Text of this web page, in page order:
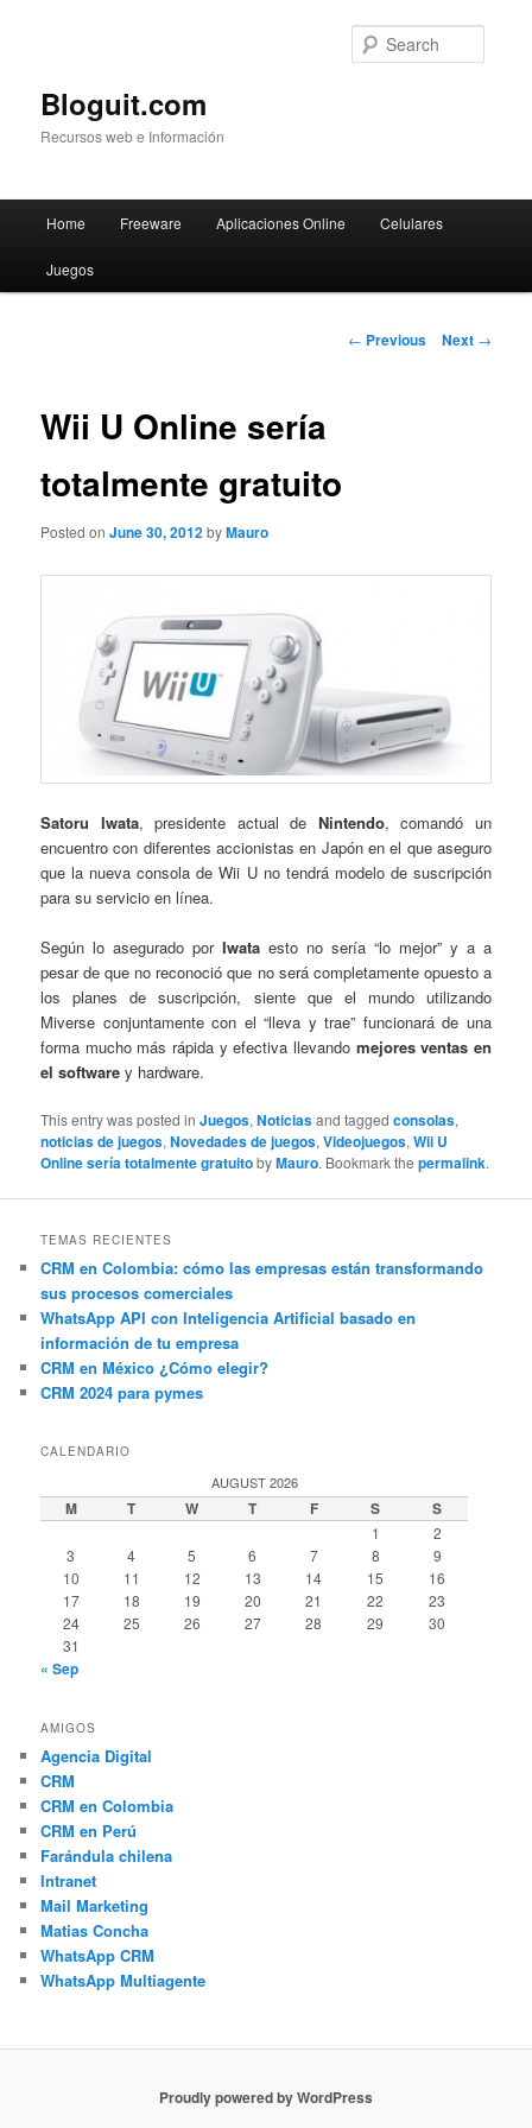
Bloguit.com
Recursos web e Información
Skip
to
Home Freeware Aplicaciones Online Celulares
Juegos
Post
← Previous Next →
Wii U Online sería
totalmente gratuito
Posted onJune 30, 2012byMauro
Satoru Iwata, presidente actual de Nintendo, comandó un
encuentro con diferentes accionistas en Japón en el que aseguro
que la nueva consola de Wii U no tendrá modelo de suscripción
para su servicio en línea.
Según lo asegurado porIwata esto no sería “lo mejor” y a a
pesar de que no reconoció que no será completamente opuesto a
los planes de suscripción, siente que el mundo utilizando
Miverse conjuntamente con el “lleva y trae” funcionará de una
forma mucho más rápida y efectiva llevando mejores ventas en
el software y hardware.
This entry was posted inJuegos,Noticiasand taggedconsolas,
noticias de juegos,Novedades de juegos,Videojuegos,Wii U
Online sería totalmente gratuitobyMauro. Bookmark thepermalink.
TEMAS RECIENTES
CRM en Colombia: cómo las empresas están transformando
sus procesos comerciales
WhatsApp API con Inteligencia Artificial basado en
información de tu empresa
CRM en México ¿Cómo elegir?
CRM 2024 para pymes
CALENDARIO
AUGUST 2026
M T W T F S S
1
2
3
4 5 6 7 8
9
10
11 12 13 14 15
16
17
18 19 20 21 22
23
24
25 26 27 28 29
30
31
« Sep
AMIGOS
Agencia Digital
CRM
CRM en Colombia
CRM en Perú
Farándula chilena
Intranet
Mail Marketing
Matias Concha
WhatsApp CRM
WhatsApp Multiagente
Proudly powered by WordPress